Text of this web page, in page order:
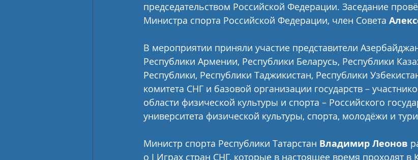
председательством Российской Федерации. Заседание
Министра спорта Российской Федерации, член Совета
В мероприятии приняли участие представители
Республики Армении, Республики Беларусь, Республики
Республики, Республики Таджикистан, Республики
комитета СНГ и базовой организации государств –
области физической культуры и спорта – Российского
университета физической культуры, спорта, молодёжи и
Министр спорта Республики Татарстан Владимир Леонов
о I Играх стран СНГ, которые в настоящее время проходят в